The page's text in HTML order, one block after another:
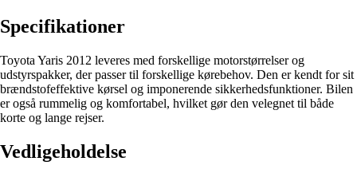
Specifikationer
Toyota Yaris 2012 leveres med forskellige motorstørrelser og
udstyrspakker, der passer til forskellige kørebehov. Den er kendt for sit
brændstofeffektive kørsel og imponerende sikkerhedsfunktioner. Bilen
er også rummelig og komfortabel, hvilket gør den velegnet til både
korte og lange rejser.
Vedligeholdelse